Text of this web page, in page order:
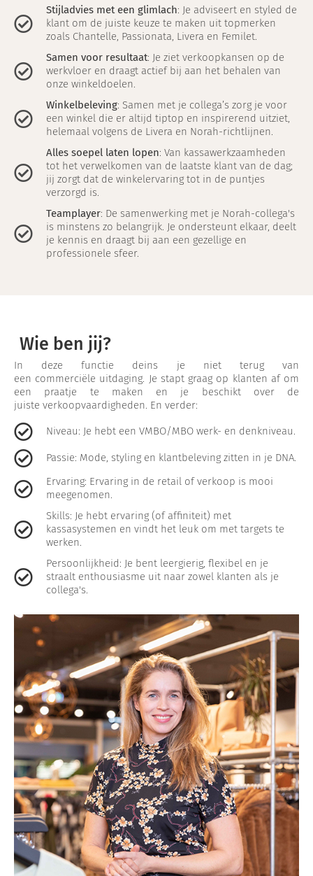
Stijladvies met een glimlach: Je adviseert en styled de
klant om de juiste keuze te maken uit topmerken
zoals Chantelle, Passionata, Livera en Femilet.
Samen voor resultaat: Je ziet verkoopkansen op de
werkvloer en draagt actief bij aan het behalen van
onze winkeldoelen.
Winkelbeleving: Samen met je collega’s zorg je voor
een winkel die er altijd tiptop en inspirerend uitziet,
helemaal volgens de Livera en Norah-richtlijnen.
Alles soepel laten lopen: Van kassawerkzaamheden
tot het verwelkomen van de laatste klant van de dag;
jij zorgt dat de winkelervaring tot in de puntjes
verzorgd is.
Teamplayer: De samenwerking met je Norah-collega's
is minstens zo belangrijk. Je ondersteunt elkaar, deelt
je kennis en draagt bij aan een gezellige en
professionele sfeer.
Wie ben jij?
In deze functie deins je niet terug van
een commerciële uitdaging. Je stapt graag op klanten af om
een praatje te maken en je beschikt over de
juiste verkoopvaardigheden. En verder:
Niveau: Je hebt een VMBO/MBO werk- en denkniveau.
Passie: Mode, styling en klantbeleving zitten in je DNA.
Ervaring: Ervaring in de retail of verkoop is mooi
meegenomen.
Skills: Je hebt ervaring (of affiniteit) met
kassasystemen en vindt het leuk om met targets te
werken.
Persoonlijkheid: Je bent leergierig, flexibel en je
straalt enthousiasme uit naar zowel klanten als je
collega's.